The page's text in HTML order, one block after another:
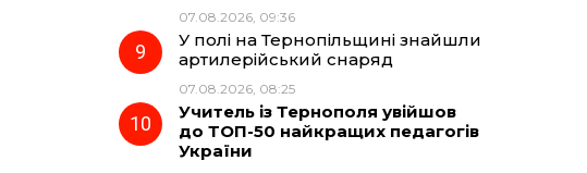
07.08.2026, 09:36
У полі на Тернопільщині знайшли
артилерійський снаряд
07.08.2026, 08:25
Учитель із Тернополя увійшов
до ТОП-50 найкращих педагогів
України